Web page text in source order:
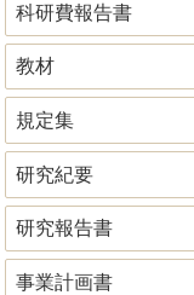
科研費報告書
教材
規定集
研究紀要
研究報告書
事業計画書